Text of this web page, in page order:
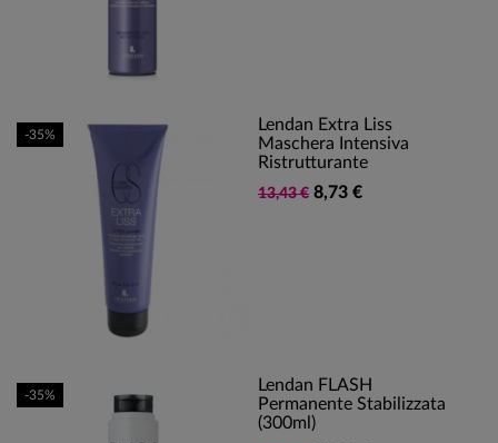
Lendan Extra Liss
Maschera Intensiva
Ristrutturante
13,43 € 8,73 €
-35%
Lendan FLASH
Permanente Stabilizzata
(300ml)
-35%